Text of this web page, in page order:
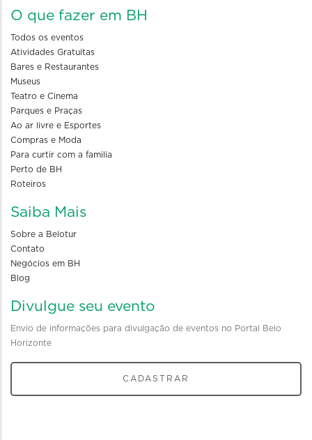
O que fazer em BH
Todos os eventos
Atividades Gratuitas
Bares e Restaurantes
Museus
Teatro e Cinema
Parques e Praças
Ao ar livre e Esportes
Compras e Moda
Para curtir com a familia
Perto de BH
Roteiros
Saiba Mais
Sobre a Belotur
Contato
Negócios em BH
Blog
Divulgue seu evento
Envio de informações para divulgação de eventos no Portal Belo
Horizonte
CADASTRAR